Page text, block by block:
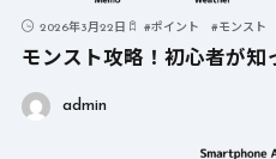
2026年3月22日 #ポイント #モンスト
モンスト攻略！初心者が知
admin